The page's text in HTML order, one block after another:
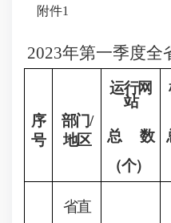
附件1
2023年第一季度全
序
号
部门/
地区
运行网
站
总数
（个）
省直